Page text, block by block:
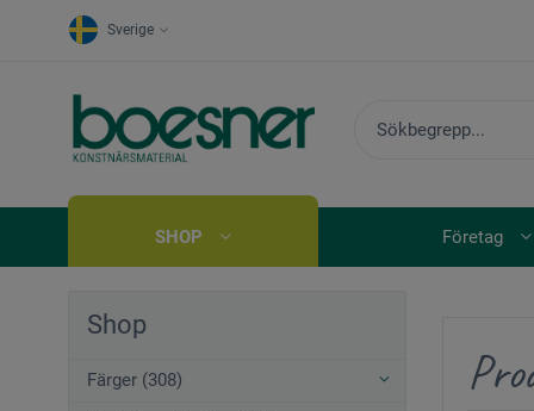
Sverige
SHOP Företag
Shop
Färger (308)